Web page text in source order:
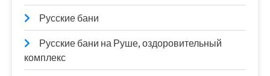
Русские бани
Русские бани на Руше, оздоровительный
комплекс